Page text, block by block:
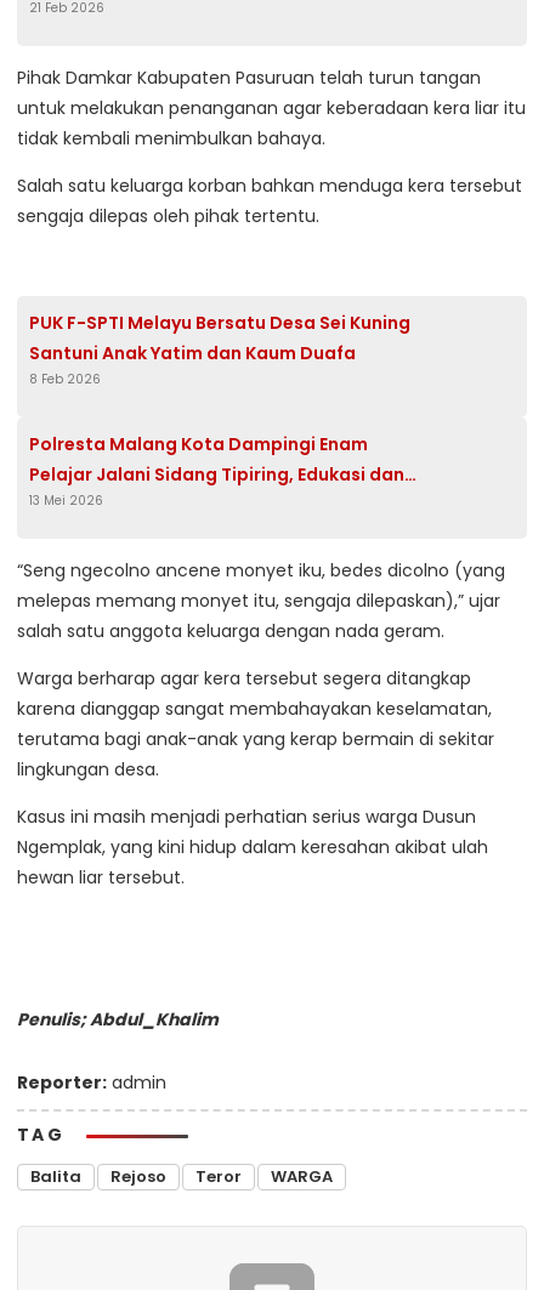
21 Feb 2026
Pihak Damkar Kabupaten Pasuruan telah turun tangan
untuk melakukan penanganan agar keberadaan kera liar itu
tidak kembali menimbulkan bahaya.
Salah satu keluarga korban bahkan menduga kera tersebut
sengaja dilepas oleh pihak tertentu.
PUK F-SPTI Melayu Bersatu Desa Sei Kuning
Santuni Anak Yatim dan Kaum Duafa
8 Feb 2026
Polresta Malang Kota Dampingi Enam
Pelajar Jalani Sidang Tipiring, Edukasi dan
Efek Jera Cegah Konsumsi Miras di Tempat
13 Mei 2026
“Seng ngecolno ancene monyet iku, bedes dicolno (yang
melepas memang monyet itu, sengaja dilepaskan),” ujar
salah satu anggota keluarga dengan nada geram.
Warga berharap agar kera tersebut segera ditangkap
karena dianggap sangat membahayakan keselamatan,
terutama bagi anak-anak yang kerap bermain di sekitar
lingkungan desa.
Kasus ini masih menjadi perhatian serius warga Dusun
Ngemplak, yang kini hidup dalam keresahan akibat ulah
hewan liar tersebut.
Penulis; Abdul_Khalim
Reporter: admin
TAG
Balita Rejoso Teror WARGA